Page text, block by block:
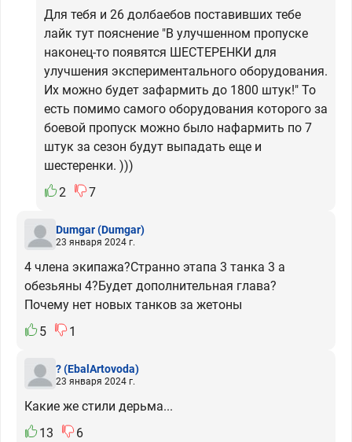
Для тебя и 26 долбаебов поставивших тебе
лайк тут пояснение "В улучшенном пропуске
наконец-то появятся ШЕСТЕРЕНКИ для
улучшения экспериментального оборудования.
Их можно будет зафармить до 1800 штук!" То
есть помимо самого оборудования которого за
боевой пропуск можно было нафармить по 7
штук за сезон будут выпадать еще и
шестеренки. )))
2
7
Dumgar(Dumgar)
23 января 2024 г.
4 члена экипажа?Странно этапа 3 танка 3 а
обезьяны 4?Будет дополнительная глава?
Почему нет новых танков за жетоны
5
1
?(EbalArtovoda)
23 января 2024 г.
Какие же стили дерьма...
13
6